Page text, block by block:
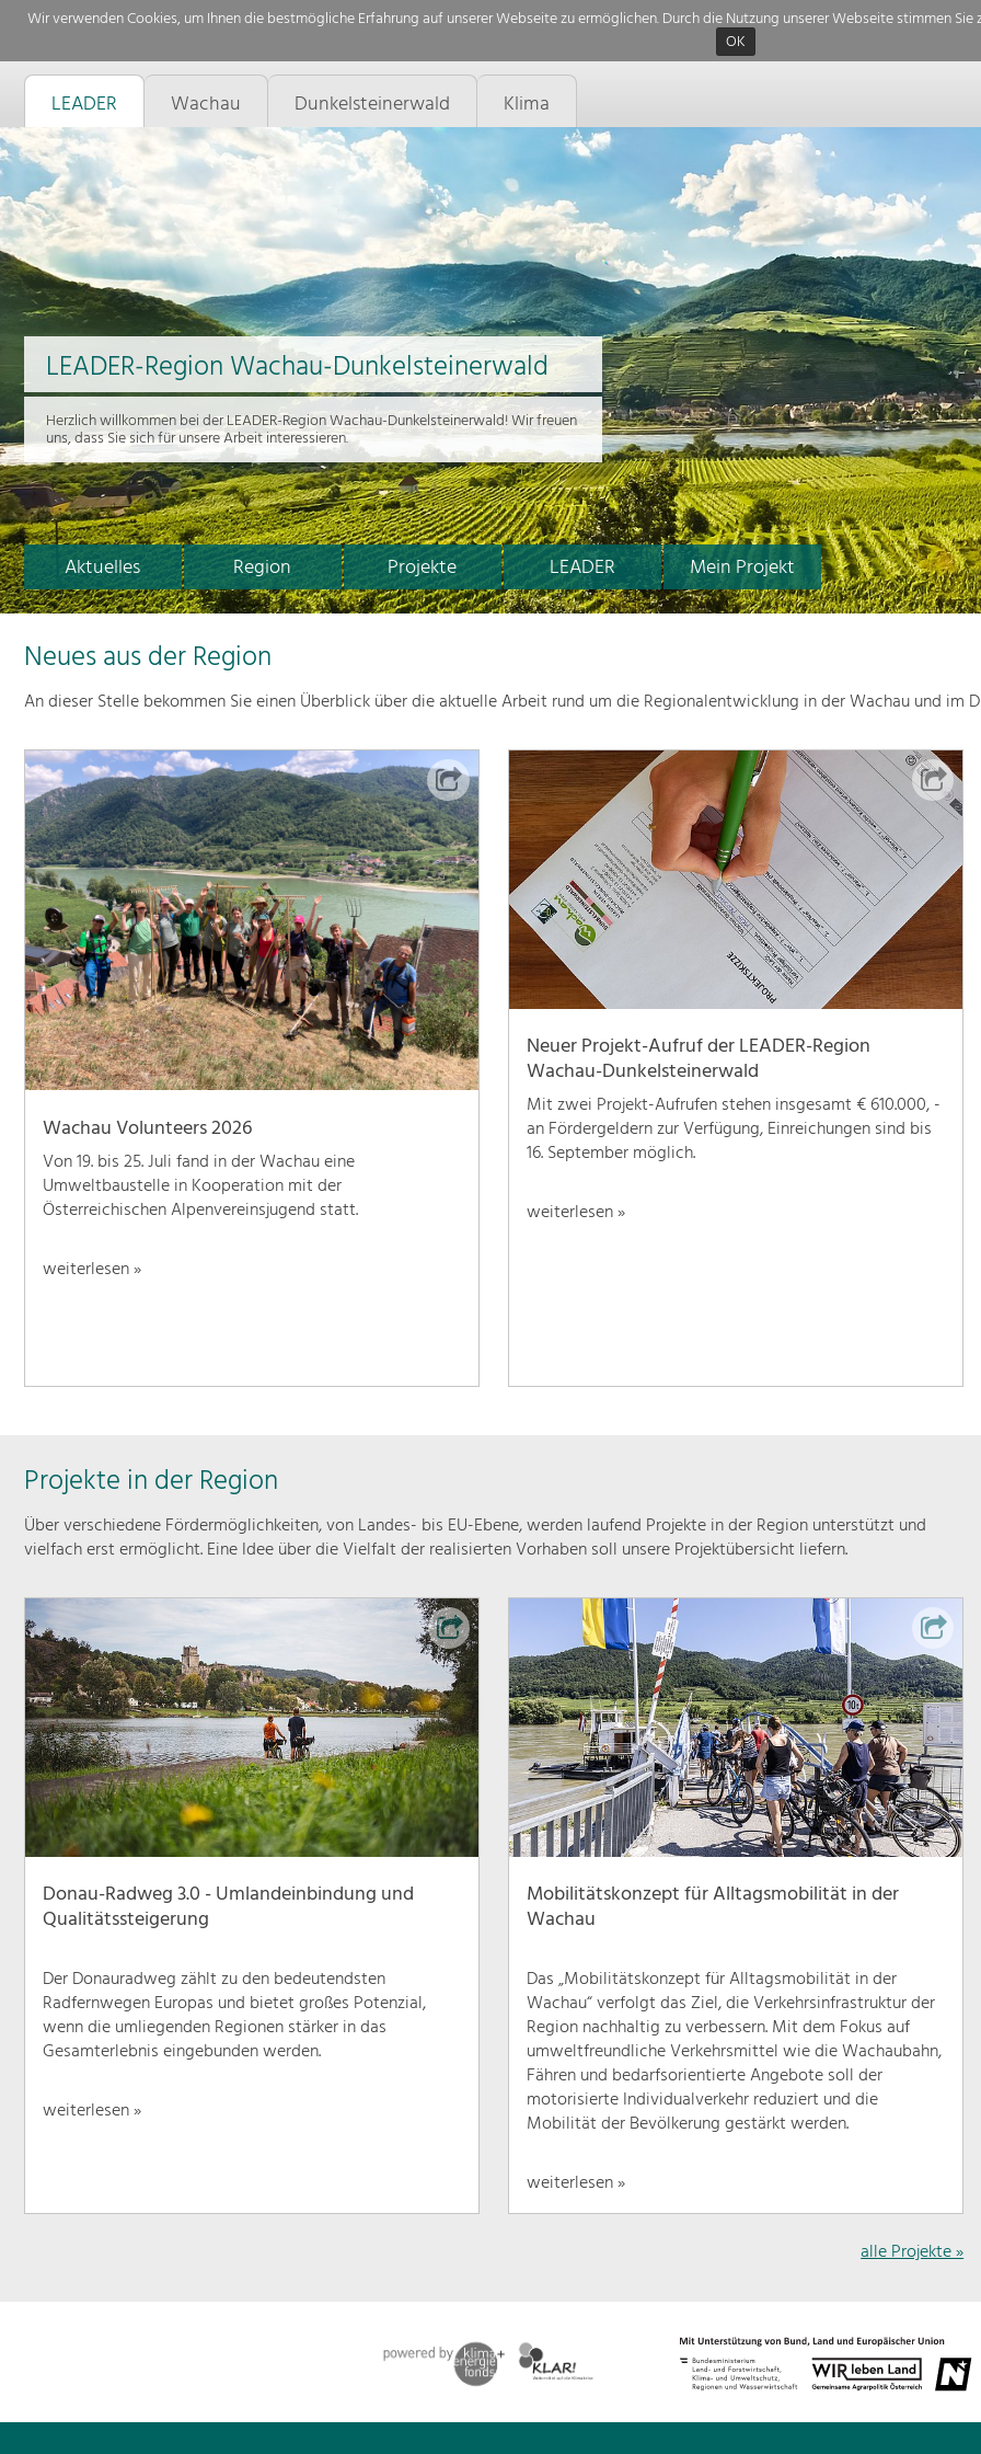
Wir verwenden Cookies, um Ihnen die bestmögliche Erfahrung auf unserer Webseite zu ermöglichen. Durch die Nutzung unserer Webseite stimmen
OK
LEADER Wachau Dunkelsteinerwald Klima
Aktuelles Region Projekte LEADER Mein Projekt
LEADER-Region Wachau-Dunkelsteinerwald
Herzlich willkommen bei der LEADER-Region Wachau-Dunkelsteinerwald! Wir freuen
uns, dass Sie sich für unsere Arbeit interessieren.
Neues aus der Region
An dieser Stelle bekommen Sie einen Überblick über die aktuelle Arbeit rund um die Regionalentwicklung in der Wachau und im
Wachau Volunteers 2026
Von 19. bis 25. Juli fand in der Wachau eine
Umweltbaustelle in Kooperation mit der
Österreichischen Alpenvereinsjugend statt.
weiterlesen »
Neuer Projekt-Aufruf der LEADER-Region
Wachau-Dunkelsteinerwald
Mit zwei Projekt-Aufrufen stehen insgesamt € 610.000, -
an Fördergeldern zur Verfügung, Einreichungen sind bis
16. September möglich.
weiterlesen »
Projekte in der Region
Über verschiedene Fördermöglichkeiten, von Landes- bis EU-Ebene, werden laufend Projekte in der Region unterstützt und
vielfach erst ermöglicht. Eine Idee über die Vielfalt der realisierten Vorhaben soll unsere Projektübersicht liefern.
Donau-Radweg 3.0 - Umlandeinbindung und
Qualitätssteigerung
Der Donauradweg zählt zu den bedeutendsten
Radfernwegen Europas und bietet großes Potenzial,
wenn die umliegenden Regionen stärker in das
Gesamterlebnis eingebunden werden.
weiterlesen »
Mobilitätskonzept für Alltagsmobilität in der
Wachau
Das „Mobilitätskonzept für Alltagsmobilität in der
Wachau“ verfolgt das Ziel, die Verkehrsinfrastruktur der
Region nachhaltig zu verbessern. Mit dem Fokus auf
umweltfreundliche Verkehrsmittel wie die Wachaubahn,
Fähren und bedarfsorientierte Angebote soll der
motorisierte Individualverkehr reduziert und die
Mobilität der Bevölkerung gestärkt werden.
weiterlesen »
alle Projekte »